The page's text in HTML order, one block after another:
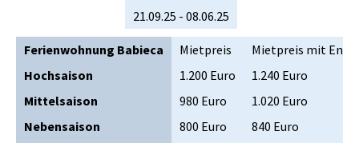
21.09.25 - 08.06.25
Ferienwohnung Babieca
Hochsaison
Mittelsaison
Nebensaison
Mietpreis
1.200 Euro
980 Euro
800 Euro
Mietpreis mit
1.240 Euro
1.020 Euro
840 Euro